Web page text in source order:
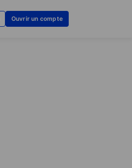
Ouvrir un compte